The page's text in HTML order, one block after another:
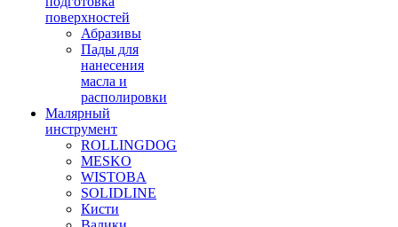
поверхностей
Абразивы
Пады для
нанесения
масла и
располировки
Малярный
инструмент
ROLLINGDOG
MESKO
WISTOBA
SOLIDLINE
Кисти